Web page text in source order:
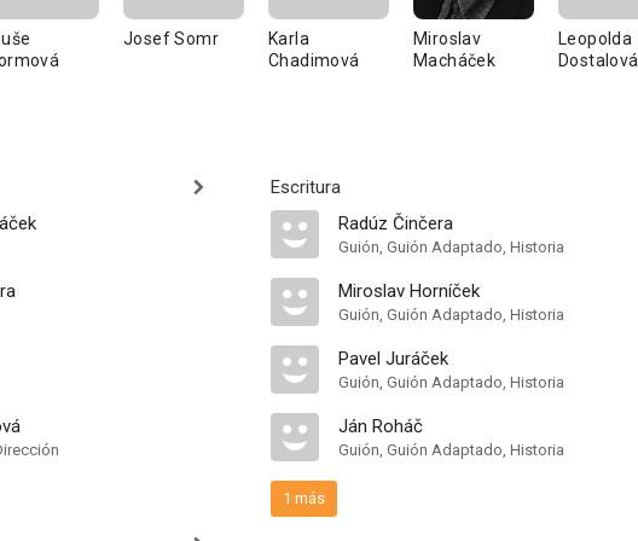
Josef Somr
Karla
Chadimová
Miroslav
Macháček
Leopolda
Dostalová
Escritura
Radúz Činčera
Guión, Guión Adaptado, Historia
Miroslav Horníček
Guión, Guión Adaptado, Historia
Pavel Juráček
Guión, Guión Adaptado, Historia
Ján Roháč
Guión, Guión Adaptado, Historia
1 más